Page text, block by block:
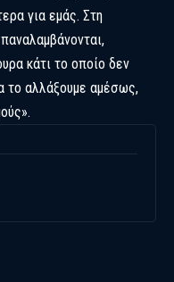
για εμάς. Στη
κάτι το οποίο δεν
το αλλάξουμε αμέσως,